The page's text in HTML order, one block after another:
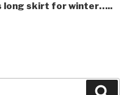
long skirt for winter…..